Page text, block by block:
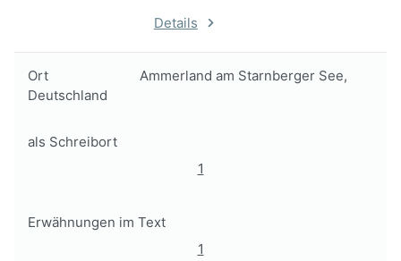
Details
Ort
Ammerland am Starnberger See,
Deutschland
als Schreibort
1
Erwähnungen im Text
1